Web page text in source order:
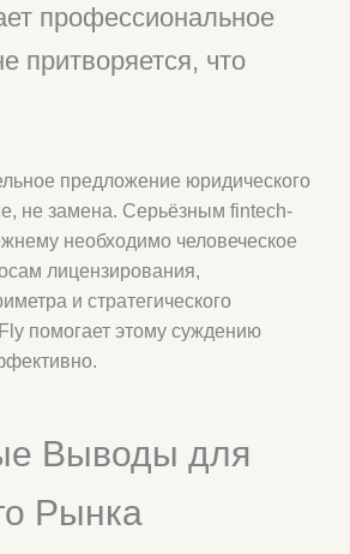
профессиональное
притворяется, что
предложение юридического
не замена. Серьёзным fintech-
необходимо человеческое
лицензирования,
и стратегического
помогает этому суждению
Выводы для
Рынка